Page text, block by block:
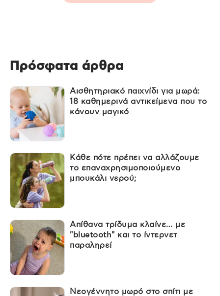
Πρόσφατα άρθρα
Αισθητηριακό παιχνίδι για μωρά:
18 καθημερινά αντικείμενα που το
κάνουν μαγικό
Κάθε πότε πρέπει να αλλάζουμε
το επαναχρησιμοποιούμενο
μπουκάλι νερού;
Απίθανα τρίδυμα κλαίνε… με
"bluetooth" και το ίντερνετ
παραληρεί
Νεογέννητο μωρό στο σπίτι με